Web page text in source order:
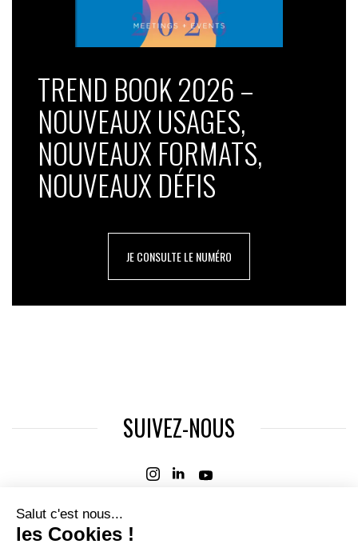
TREND BOOK 2026 –
NOUVEAUX USAGES,
NOUVEAUX FORMATS,
NOUVEAUX DÉFIS
JE CONSULTE LE NUMÉRO
SUIVEZ-NOUS